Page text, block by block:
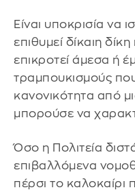
Είναι υποκρισία να
επιθυμεί δίκαιη
επικροτεί άμεσα ή
τραμπουκισμούς
κανονικότητα από
μπορούσε να
Όσο η Πολιτεία
επιβαλλόμενα
πέρσι το καλοκαίρι